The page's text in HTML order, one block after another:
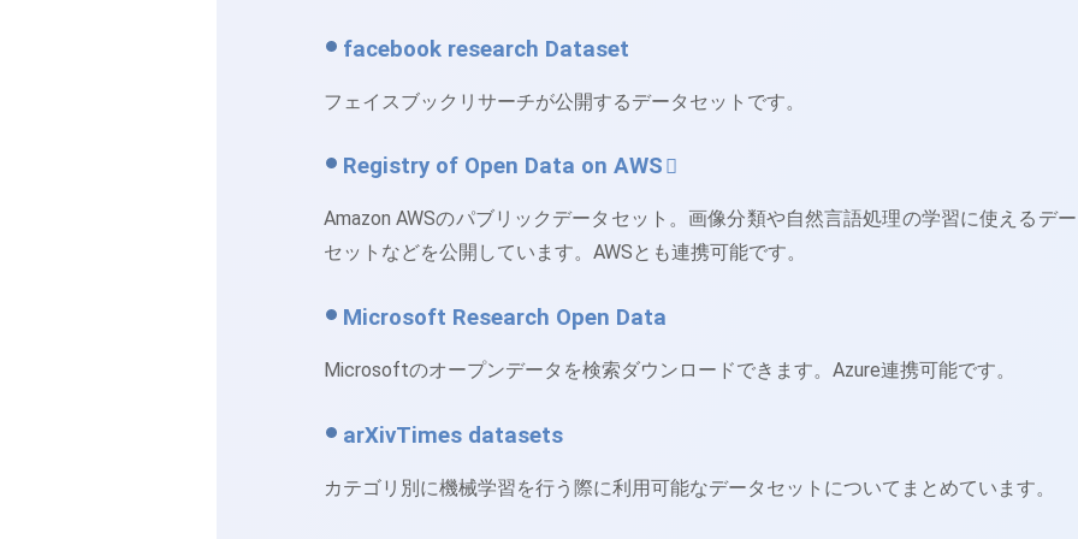
facebook research Dataset
フェイスブックリサーチが公開するデータセットです。
Registry of Open Data on AWS
Amazon AWSのパブリックデータセット。画像分類や自然言語処理の学習に使えるデ
セットなどを公開しています。AWSとも連携可能です。
Microsoft Research Open Data
Microsoftのオープンデータを検索ダウンロードできます。Azure連携可能です。
arXivTimes datasets
カテゴリ別に機械学習を行う際に利用可能なデータセットについてまとめています。